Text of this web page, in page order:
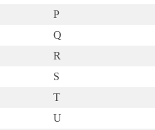
P
Q
R
S
T
U